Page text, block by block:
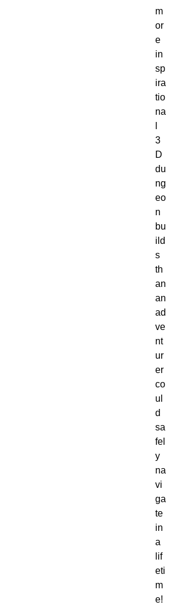
m
or
e
in
sp
ira
tio
na
3
D
du
ng
eo
n
bu
ild
s
th
an
an
ad
ve
nt
ur
er
co
ul
d
sa
fel
y
na
vi
ga
te
in
a
lif
eti
m
e!